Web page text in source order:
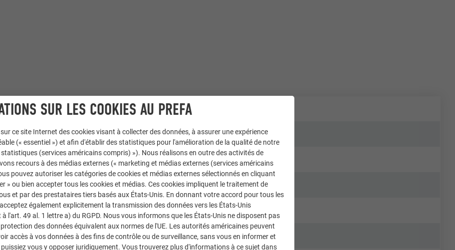
Toiture PREFALZ
J+S SpA, Progettisti Associati Tecnarc s.r.l.
GMP – Mauro Galavotti & C.S.N.C
SUR LES COOKIES AU PREFA
ce site Internet des cookies visant à collecter des données, à assurer une expérience
(« essentiel ») et afin d'établir des statistiques pour l'amélioration de la qualité de notre
(services américains compris) »). Nous réalisons en outre des activités de
recours à des médias externes (« marketing et médias externes (services américains
pouvez autoriser les catégories de cookies et médias externes sélectionnés en cliquant
» ou bien accepter tous les cookies et médias. Ces cookies impliquent le traitement de
et par des prestataires tiers basés aux États-Unis. En donnant votre accord pour tous les
également explicitement la transmission des données vers les États-Unis
l'art. 49 al. 1 lettre a) du RGPD. Nous vous informons que les États-Unis ne disposent pas
des données équivalent aux normes de l'UE. Les autorités américaines peuvent
accès à vos données à des fins de contrôle ou de surveillance, sans vous en informer et
vous y opposer juridiquement. Vous trouverez plus d'informations à ce sujet dans